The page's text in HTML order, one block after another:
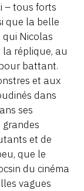
– tous forts
que la belle
qui Nicolas
réplique, au
battant.
et aux
dans
ses
grandes
et de
que le
du cinéma
vagues